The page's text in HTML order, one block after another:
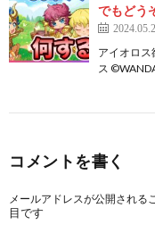
でもどう
アイオロス
ス
コメントを書く
メールアドレスが公開される
目です